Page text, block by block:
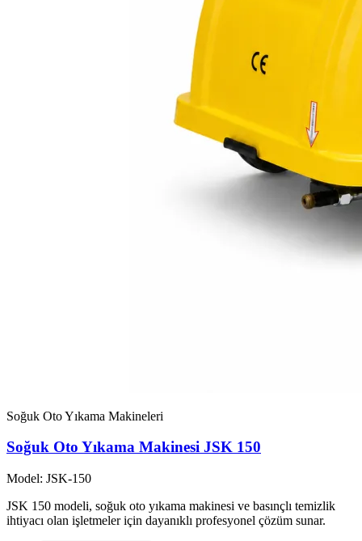
Soğuk Oto Yıkama Makineleri
Soğuk Oto Yıkama Makinesi JSK 150
Model: JSK-150
JSK 150 modeli, soğuk oto yıkama makinesi ve basınçlı temizlik
ihtiyacı olan işletmeler için dayanıklı profesyonel çözüm sunar.